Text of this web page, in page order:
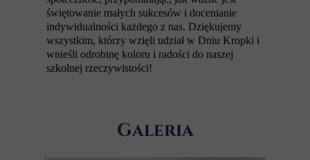
świętowanie małych sukcesów i docenianie
indywidualności każdego z nas. Dziękujemy
wszystkim, którzy wzięli udział w Dniu Kropki i
wnieśli odrobinę koloru i radości do naszej
szkolnej rzeczywistości!
Galeria